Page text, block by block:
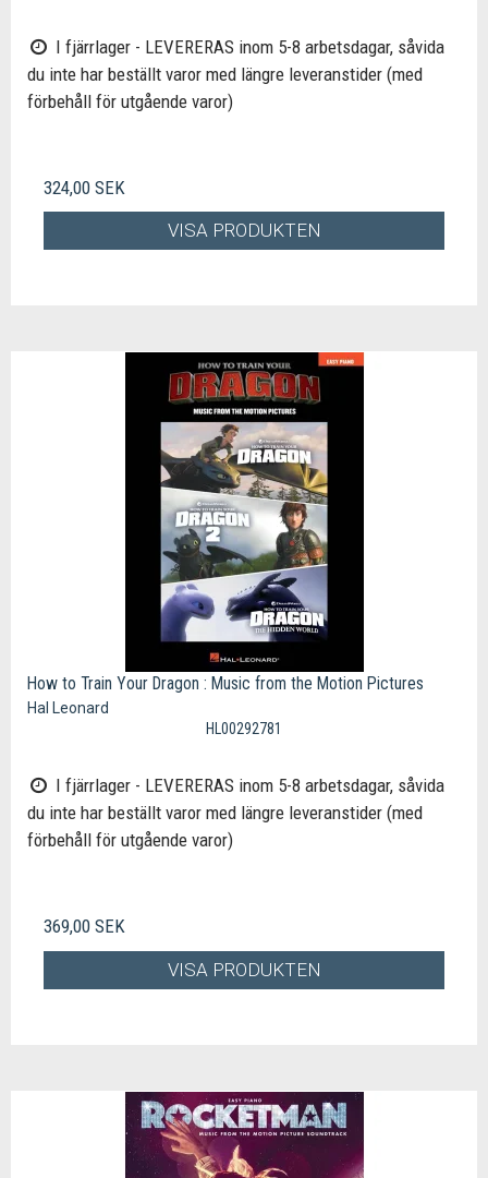
I fjärrlager - LEVERERAS inom 5-8 arbetsdagar, såvida
du inte har beställt varor med längre leveranstider (med
förbehåll för utgående varor)
324,00 SEK
VISA PRODUKTEN
How to Train Your Dragon : Music from the Motion Pictures
Hal Leonard
HL00292781
I fjärrlager - LEVERERAS inom 5-8 arbetsdagar, såvida
du inte har beställt varor med längre leveranstider (med
förbehåll för utgående varor)
369,00 SEK
VISA PRODUKTEN